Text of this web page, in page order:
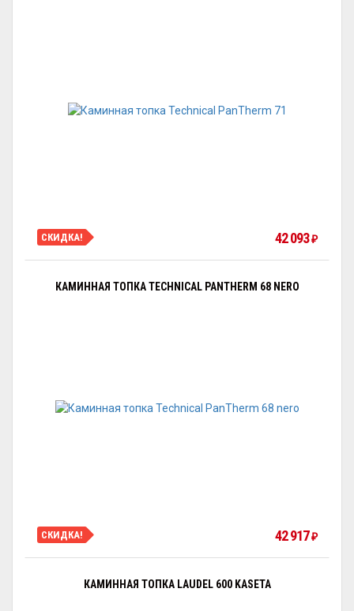
СКИДКА! 42 093₽
КАМИННАЯ ТОПКА TECHNICAL PANTHERM 68 NERO
СКИДКА! 42 917₽
КАМИННАЯ ТОПКА LAUDEL 600 KASETA